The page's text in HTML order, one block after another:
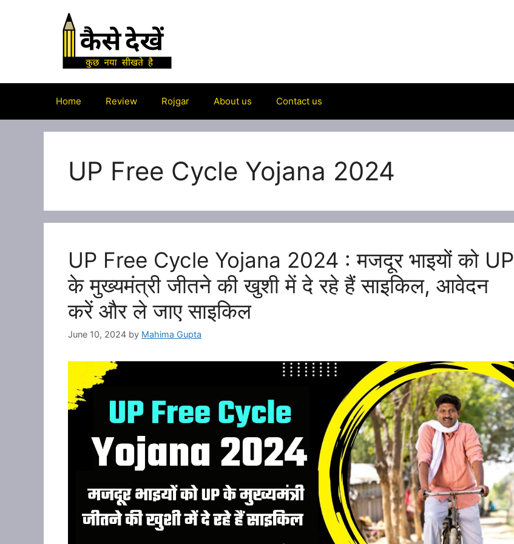
Home Review Rojgar About us Contact us
UP Free Cycle Yojana 2024
UP Free Cycle Yojana 2024 : मजदूर भाइयों को UP
के मुख्यमंत्री जीतने की खुशी में दे रहे हैं साइकिल, आवेदन
करें और ले जाए साइकिल
June 10, 2024 by Mahima Gupta